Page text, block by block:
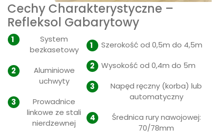
Cechy Charakterystyczne –
Refleksol Gabarytowy
System
bezkasetowy
Aluminiowe
uchwyty
Prowadnice
linkowe ze stali
nierdzewnej
Szerokość od 0,5m do 4,5m
Wysokość od 0,4m do 5m
Napęd ręczny (korba) lub
automatyczny
Średnica rury nawojowej:
70/78mm